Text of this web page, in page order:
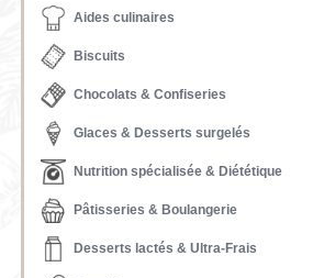
Aides culinaires
Biscuits
Chocolats & Confiseries
Glaces & Desserts surgelés
Nutrition spécialisée & Diététique
Pâtisseries & Boulangerie
Desserts lactés & Ultra-Frais